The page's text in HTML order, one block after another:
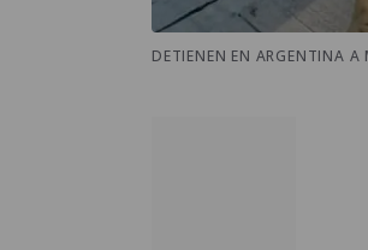
DETIENEN EN ARGENTINA